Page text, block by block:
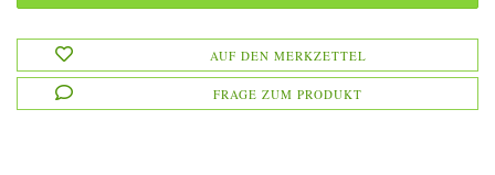
AUF DEN MERKZETTEL
FRAGE ZUM PRODUKT